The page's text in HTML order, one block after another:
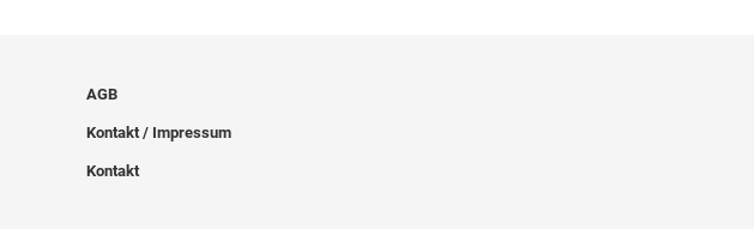
AGB
Kontakt / Impressum
Kontakt